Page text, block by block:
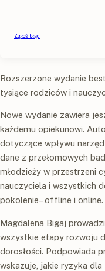
Rozszerzone wydanie
tysiące rodziców i
Nowe wydanie zawiera
każdemu opiekunowi.
dotyczące wpływu
dane z przełomowych
młodzieży w przestrzeni
nauczyciela i wszystkich
pokolenie– offline i online.
Magdalena Bigaj
wszystkie etapy rozwoju
dorosłości. Podpowiada
wskazuje, jakie ryzyka